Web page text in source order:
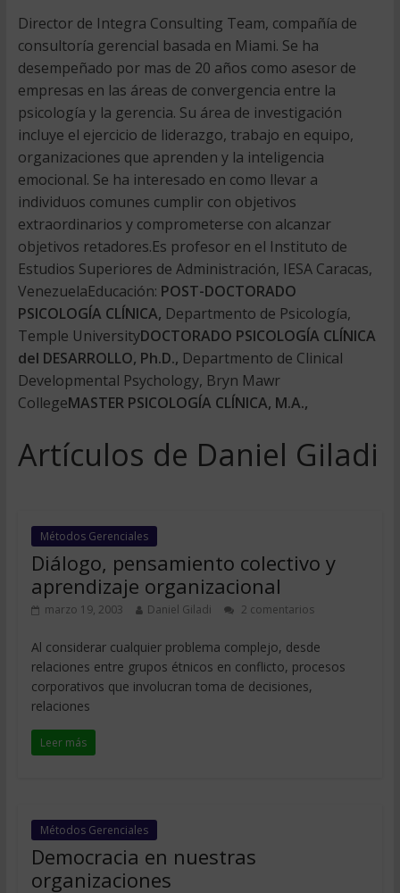
Director de Integra Consulting Team, compañía de
consultoría gerencial basada en Miami. Se ha
desempeñado por mas de 20 años como asesor de
empresas en las áreas de convergencia entre la
psicología y la gerencia. Su área de investigación
incluye el ejercicio de liderazgo, trabajo en equipo,
organizaciones que aprenden y la inteligencia
emocional. Se ha interesado en como llevar a
individuos comunes cumplir con objetivos
extraordinarios y comprometerse con alcanzar
objetivos retadores.Es profesor en el Instituto de
Estudios Superiores de Administración, IESA Caracas,
VenezuelaEducación: POST-DOCTORADO
PSICOLOGÍA CLÍNICA, Departmento de Psicología,
Temple UniversityDOCTORADO PSICOLOGÍA CLÍNICA
del DESARROLLO, Ph.D., Departmento de Clinical
Developmental Psychology, Bryn Mawr
CollegeMASTER PSICOLOGÍA CLÍNICA, M.A.,
Artículos de Daniel Giladi
Métodos Gerenciales
Diálogo, pensamiento colectivo y
aprendizaje organizacional
marzo 19, 2003 Daniel Giladi 2 comentarios
Al considerar cualquier problema complejo, desde
relaciones entre grupos étnicos en conflicto, procesos
corporativos que involucran toma de decisiones,
relaciones
Leer más
Métodos Gerenciales
Democracia en nuestras
organizaciones